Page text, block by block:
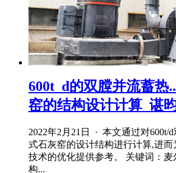
600t_d的双膛并流蓄热
窑的结构设计计算_谌
2022年2月21日 · 本文通过对600t/
式石灰窑的设计结构进行计算,进
技术的优化提供参考。 关键词：
构...